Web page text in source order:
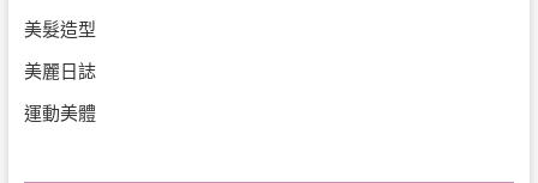
美髮造型
美麗日誌
運動美體